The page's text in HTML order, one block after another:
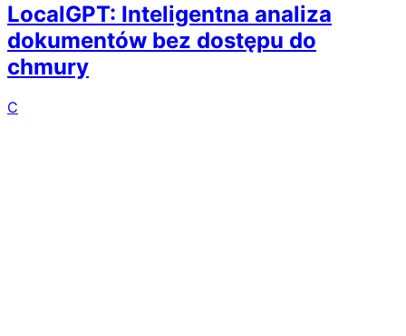
LocalGPT: Inteligentna analiza
dokumentów bez dostępu do
chmury
C